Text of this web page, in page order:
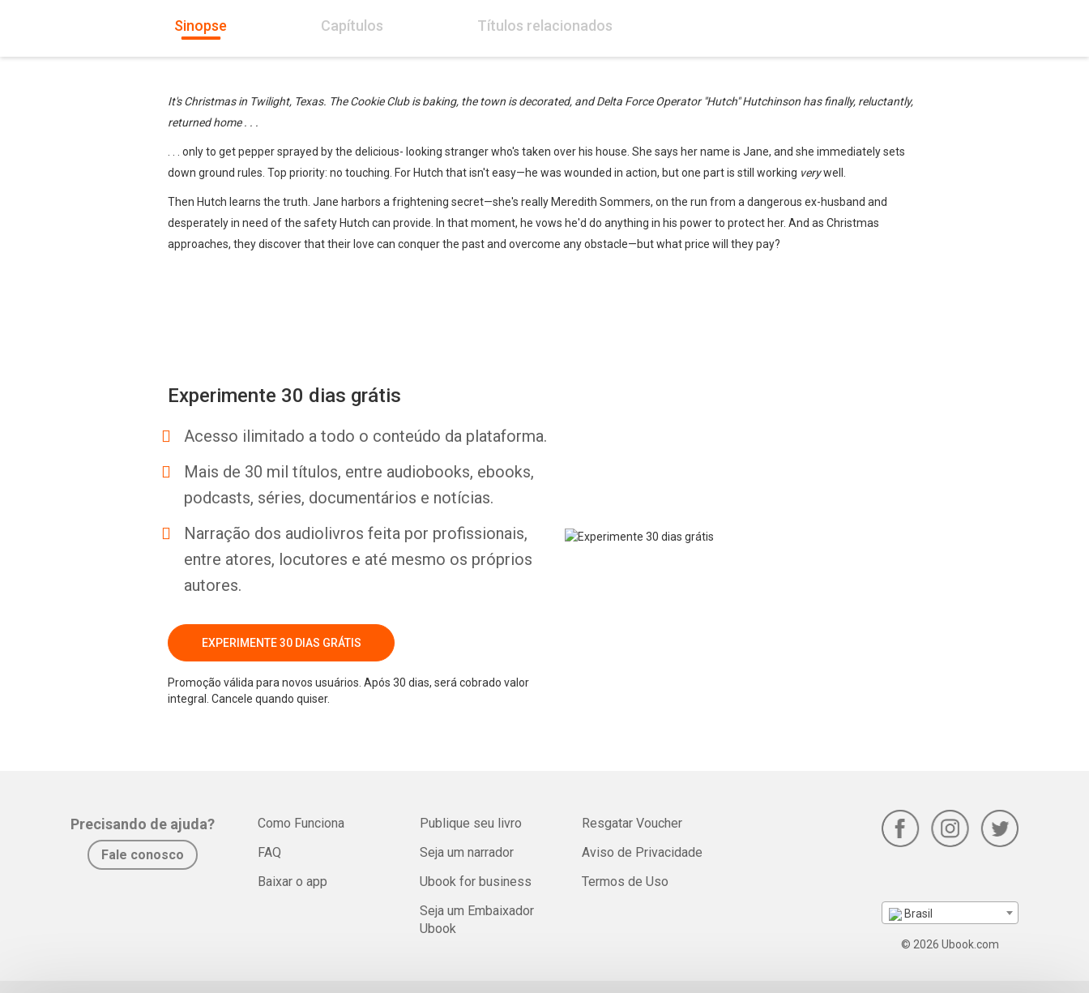
Sinopse Capítulos Títulos relacionados
It's Christmas in Twilight, Texas. The Cookie Club is baking, the town is decorated, and Delta Force Operator "Hutch" Hutchinson has finally, reluctantly,
returned home . . .
. . . only to get pepper sprayed by the delicious- looking stranger who's taken over his house. She says her name is Jane, and she immediately sets
down ground rules. Top priority: no touching. For Hutch that isn't easy—he was wounded in action, but one part is still working verywell.
Then Hutch learns the truth. Jane harbors a frightening secret—she's really Meredith Sommers, on the run from a dangerous ex-husband and
desperately in need of the safety Hutch can provide. In that moment, he vows he'd do anything in his power to protect her. And as Christmas
approaches, they discover that their love can conquer the past and overcome any obstacle—but what price will they pay?
Experimente 30 dias grátis
Acesso ilimitado a todo o conteúdo da plataforma.
Mais de 30 mil títulos, entre audiobooks, ebooks,
podcasts, séries, documentários e notícias.
Narração dos audiolivros feita por profissionais,
entre atores, locutores e até mesmo os próprios
autores.
EXPERIMENTE 30 DIAS GRÁTIS
Promoção válida para novos usuários. Após 30 dias, será cobrado valor
integral. Cancele quando quiser.
Precisando de ajuda?
Fale conosco
Como Funciona
FAQ
Baixar o app
Publique seu livro
Seja um narrador
Ubook for business
Seja um Embaixador
Ubook
Resgatar Voucher
Aviso de Privacidade
Termos de Uso
Brasil
© 2026 Ubook.com
Whatsapp Facebook